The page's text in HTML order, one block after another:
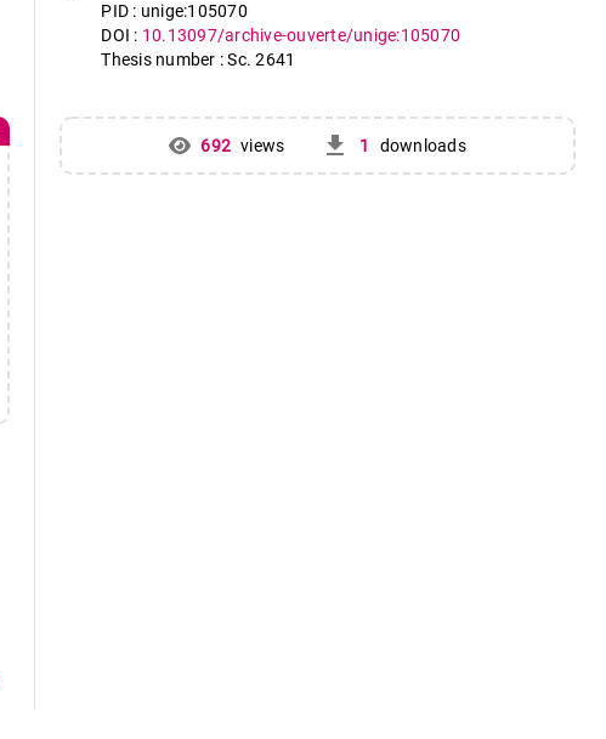
PID : unige:105070
DOI : 10.13097/archive-ouverte/unige:105070
Thesis number : Sc. 2641
692 views get_app 1 downloads